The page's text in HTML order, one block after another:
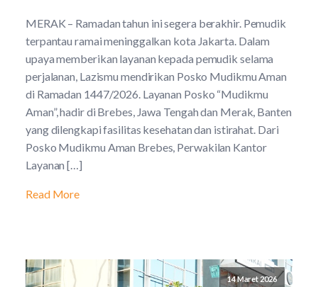
MERAK – Ramadan tahun ini segera berakhir. Pemudik
terpantau ramai meninggalkan kota Jakarta. Dalam
upaya memberikan layanan kepada pemudik selama
perjalanan, Lazismu mendirikan Posko Mudikmu Aman
di Ramadan 1447/2026. Layanan Posko “Mudikmu
Aman”, hadir di Brebes, Jawa Tengah dan Merak, Banten
yang dilengkapi fasilitas kesehatan dan istirahat. Dari
Posko Mudikmu Aman Brebes, Perwakilan Kantor
Layanan […]
Read More
14 Maret 2026